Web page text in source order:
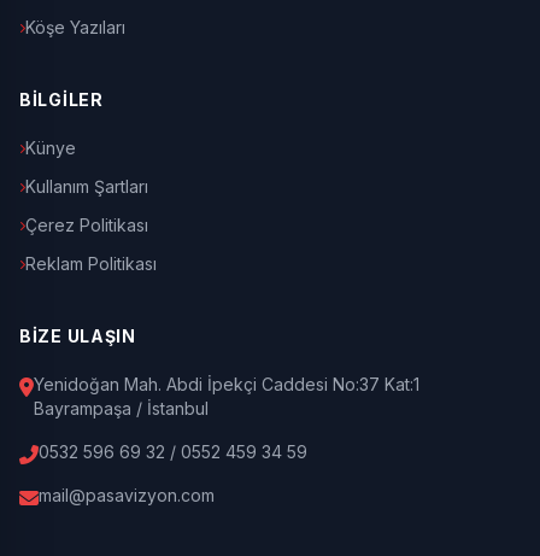
Köşe Yazıları
BİLGİLER
Künye
Kullanım Şartları
Çerez Politikası
Reklam Politikası
BİZE ULAŞIN
Yenidoğan Mah. Abdi İpekçi Caddesi No:37 Kat:1
Bayrampaşa / İstanbul
0532 596 69 32 / 0552 459 34 59
mail@pasavizyon.com